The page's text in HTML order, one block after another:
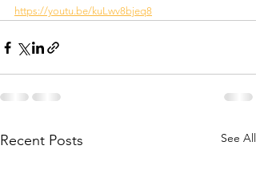
https://youtu.be/kuLwv8bjeq8
Recent Posts See All